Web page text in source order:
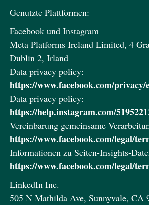
Genutzte Plattformen:
Facebook und Instagram
Meta Platforms Ireland Limited, 4
Dublin 2, Irland
Data privacy policy:
https://www.facebook.com/
Data privacy policy:
https://help.instagram.com/
Vereinbarung gemeinsame
https://www.facebook.com/legal/
Informationen zu Seiten-Insights-
https://www.facebook.com/legal/
LinkedIn Inc.
505 N Mathilda Ave, Sunnyvale, CA